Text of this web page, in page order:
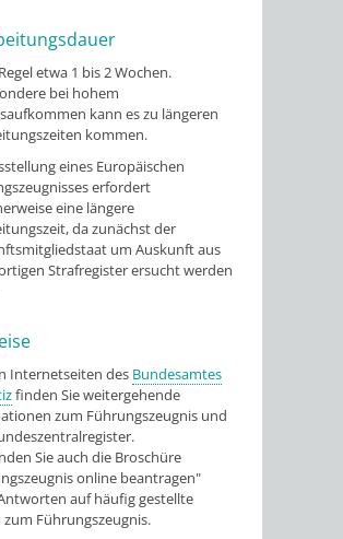
etwa 1 bis 2 Wochen.
bei hohem
kann es zu längeren
kommen.
eines Europäischen
erfordert
eine längere
da zunächst der
um Auskunft aus
Strafregister ersucht werden
Internetseiten des Bundesamtes
finden Sie weitergehende
zum Führungszeugnis und
Sie auch die Broschüre
online beantragen"
auf häufig gestellte
zum Führungszeugnis.